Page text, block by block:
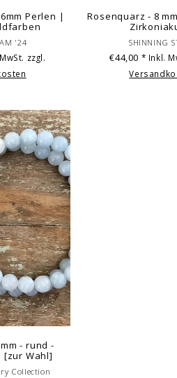
Perlen |
'24
zzgl.
Rosenquarz - 8
SHINNING
€44,00 * Inkl.
- rund -
[zur Wahl]
Collection